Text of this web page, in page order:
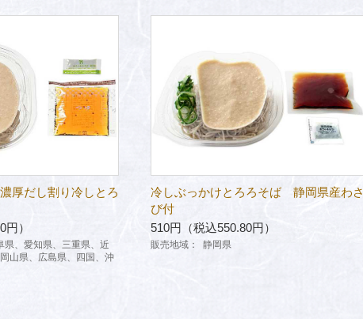
厚だし割り冷しとろ
）
県、愛知県、三重県、近
山県、広島県、四国、沖
冷しぶっかけとろろそば 静岡県産わさ
び付
510円（税込550.80円）
販売地域： 静岡県